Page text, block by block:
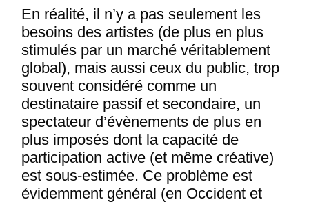
En réalité, il n’y a pas seulement les
besoins des artistes (de plus en plus
stimulés par un marché véritablement
global), mais aussi ceux du public, trop
souvent considéré comme un
destinataire passif et secondaire, un
spectateur d’évènements de plus en
plus imposés dont la capacité de
participation active (et même créative)
est sous-estimée. Ce problème est
évidemment général (en Occident et